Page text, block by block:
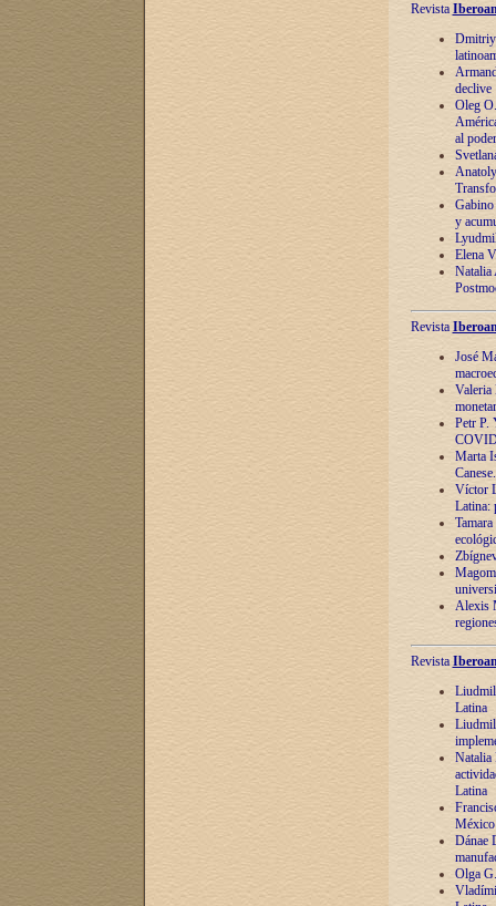
Revista
Dmitriy
declive
Oleg
al poder
y
Elena
Natalia
Revista
José
Valeria
Petr P.
Marta
Víctor
Latina:
Alexis
Revista
Latina
Natalia
Latina
México
Dánae
Olga